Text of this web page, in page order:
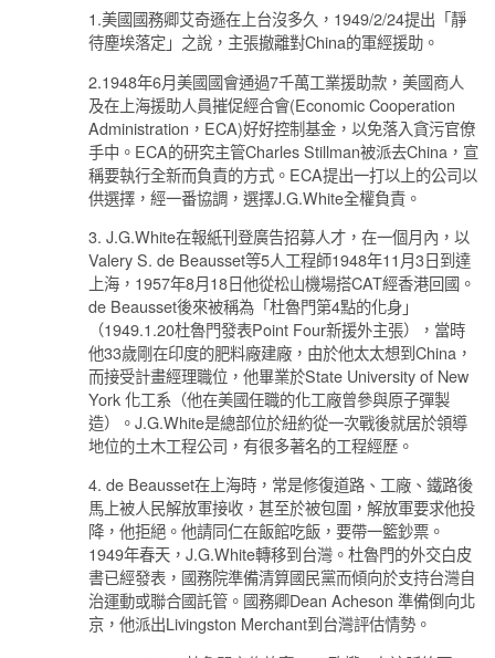
1.美國國務卿艾奇遜在上台沒多久，1949/2/24提出「靜
待塵埃落定」之說，主張撤離對China的軍經援助。
2.1948年6月美國國會通過7千萬工業援助款，美國商人
及在上海援助人員摧促經合會(Economic Cooperation
Administration，ECA)好好控制基金，以免落入貪污官僚
手中。ECA的研究主管Charles Stillman被派去China，宣
稱要執行全新而負責的方式。ECA提出一打以上的公司以
供選擇，經一番協調，選擇J.G.White全權負責。
3. J.G.White在報紙刊登廣告招募人才，在一個月內，以
Valery S. de Beausset等5人工程師1948年11月3日到達
上海，1957年8月18日他從松山機場搭CAT經香港回國。
de Beausset後來被稱為「杜魯門第4點的化身」
（1949.1.20杜魯門發表Point Four新援外主張），當時
他33歲剛在印度的肥料廠建廠，由於他太太想到China，
而接受計畫經理職位，他畢業於State University of New
York 化工系（他在美國任職的化工廠曾參與原子彈製
造）。J.G.White是總部位於紐約從一次戰後就居於領導
地位的土木工程公司，有很多著名的工程經歷。
4. de Beausset在上海時，常是修復道路、工廠、鐵路後
馬上被人民解放軍接收，甚至於被包圍，解放軍要求他投
降，他拒絕。他請同仁在飯館吃飯，要帶一籃鈔票。
1949年春天，J.G.White轉移到台灣。杜魯門的外交白皮
書已經發表，國務院準備清算國民黨而傾向於支持台灣自
治運動或聯合國託管。國務卿Dean Acheson 準備倒向北
京，他派出Livingston Merchant到台灣評估情勢。